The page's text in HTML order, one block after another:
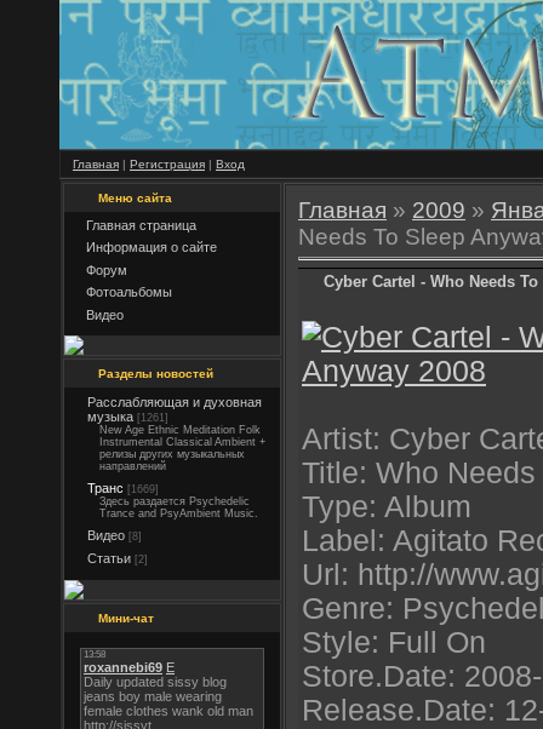
Главная | Регистрация | Вход
Меню сайта
Главная страница
Информация о сайте
Форум
Фотоальбомы
Видео
Разделы новостей
Расслабляющая и духовная
музыка [1261]
New Age Ethnic Meditation Folk
Instrumental Classical Ambient +
релизы других музыкальных
направлений
Транс [1669]
Здесь раздается Psychedelic
Trance and PsyAmbient Music.
Видео [8]
Статьи [2]
Мини-чат
Главная » 2009 »
Needs To Sleep
Cyber Сartel - Who Needs
Artist: Cyber
Title: Who
Type: Album
Label: Agitato
Url: http://
Genre:
Style: Full On
Store.Date:
Release.Date: